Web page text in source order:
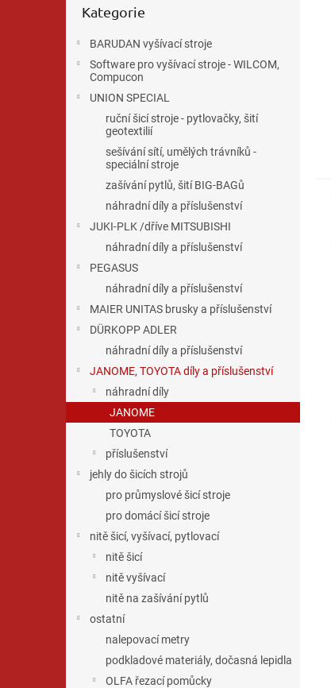
kategorie
Kategorie
BARUDAN vyšívací stroje
Software pro vyšívací stroje - WILCOM,
Compucon
UNION SPECIAL
ruční šicí stroje - pytlovačky, šití
geotextilií
sešívání sítí, umělých trávníků -
speciální stroje
zašívání pytlů, šití BIG-BAGů
náhradní díly a příslušenství
JUKI-PLK /dříve MITSUBISHI
náhradní díly a příslušenství
PEGASUS
náhradní díly a příslušenství
MAIER UNITAS brusky a příslušenství
DÜRKOPP ADLER
náhradní díly a příslušenství
JANOME, TOYOTA díly a příslušenství
náhradní díly
JANOME
TOYOTA
příslušenství
jehly do šicích strojů
pro průmyslové šicí stroje
pro domácí šicí stroje
nitě šicí, vyšívací, pytlovací
nitě šicí
nitě vyšívací
nitě na zašívání pytlů
ostatní
nalepovací metry
podkladové materiály, dočasná lepidla
OLFA řezací pomůcky